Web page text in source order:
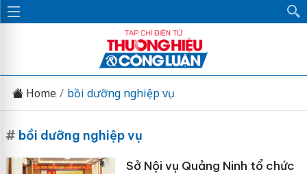
Home bồi dưỡng nghiệp vụ
# bồi dưỡng nghiệp vụ
Sở Nội vụ Quảng Ninh tổ chức